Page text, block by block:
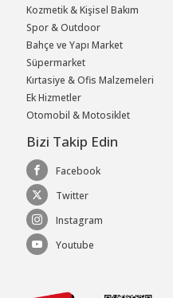
Kozmetik & Kişisel Bakım
Spor & Outdoor
Bahçe ve Yapı Market
Süpermarket
Kırtasiye & Ofis Malzemeleri
Ek Hizmetler
Otomobil & Motosiklet
Bizi Takip Edin
Facebook
Twitter
Instagram
Youtube